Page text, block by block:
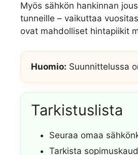
Myös sähkön hankinnan
tunneille – vaikuttaa
ovat mahdolliset hintapiikit
Huomio: Suunnittelussa
Tarkistuslista
Seuraa omaa
Tarkista